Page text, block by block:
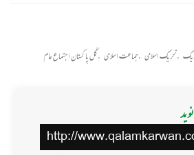
,تحریک اسلامی ,جماعت اسلامی ,کُل پاکستان اجتماع عام
http://